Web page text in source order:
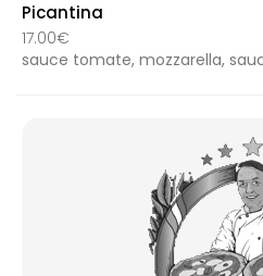
Picantina
17.00€
sauce tomate, mozzarella,